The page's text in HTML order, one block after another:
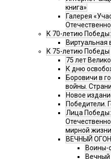
книга»
Галерея
К 70-летию Победы:
Виртуальная
К 75-летию Победы
75 лет
К дню
Боровичи в
войны.
Новое
Победители.
Лица Победы:
мирной
ВЕЧНЫЙ
Воины-
Вечный